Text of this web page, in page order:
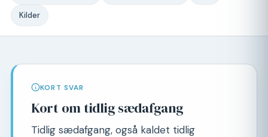
Kilder
KORT SVAR
Kort om tidlig sædafgang
Tidlig sædafgang, også kaldet tidlig